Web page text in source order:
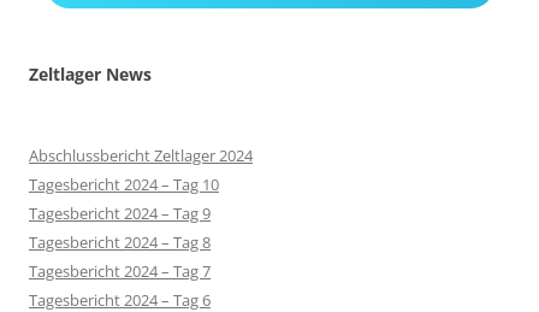
Zeltlager News
Abschlussbericht Zeltlager 2024
Tagesbericht 2024 – Tag 10
Tagesbericht 2024 – Tag 9
Tagesbericht 2024 – Tag 8
Tagesbericht 2024 – Tag 7
Tagesbericht 2024 – Tag 6